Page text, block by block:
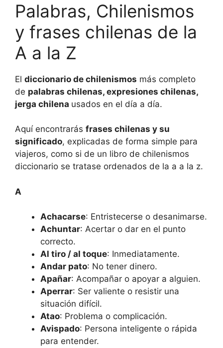
Palabras, Chilenismos
y frases chilenas de la
A a la Z
El diccionario de chilenismos más completo
de palabras chilenas, expresiones chilenas,
jerga chilena usados en el día a día.
Aquí encontrarás frases chilenas y su
significado, explicadas de forma simple para
viajeros, como si de un libro de chilenismos
diccionario se tratase ordenados de la a a la z.
A
Achacarse: Entristecerse o desanimarse.
Achuntar: Acertar o dar en el punto
correcto.
Al tiro / al toque: Inmediatamente.
Andar pato: No tener dinero.
Apañar: Acompañar o apoyar a alguien.
Aperrar: Ser valiente o resistir una
situación difícil.
Atao: Problema o complicación.
Avispado: Persona inteligente o rápida
para entender.